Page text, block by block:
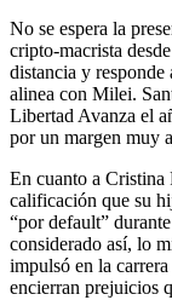
No se espera la
cripto-macrista
distancia y responde
alinea con Milei.
Libertad Avanza el
por un margen muy
En cuanto a Cristina
calificación que su
“por default”
considerado así, lo
impulsó en la
encierran prejuicios